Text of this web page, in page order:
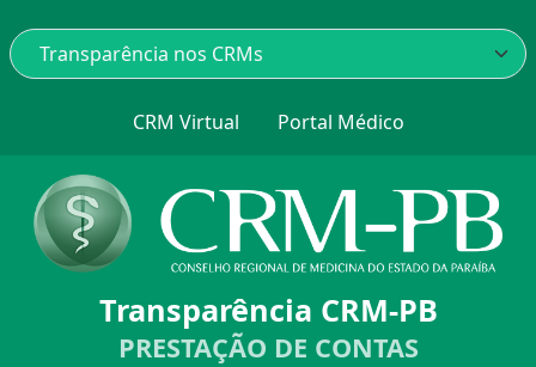
CRM Virtual Portal Médico
Transparência CRM-PB
PRESTAÇÃO DE CONTAS